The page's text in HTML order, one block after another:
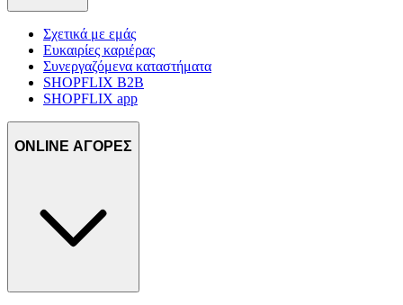
Σχετικά με εμάς
Ευκαιρίες καριέρας
Συνεργαζόμενα καταστήματα
SHOPFLIX B2B
SHOPFLIX app
ONLINE ΑΓΟΡΕΣ